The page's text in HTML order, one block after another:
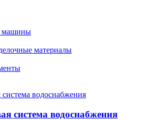
машины
материалы
система водоснабжения